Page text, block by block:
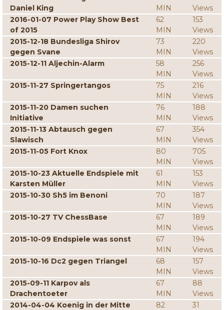
Daniel King
MIN
Views
2016-01-07 Power Play Show Best
of 2015
62
MIN
153
Views
2015-12-18 Bundesliga Shirov
gegen Svane
73
MIN
220
Views
2015-12-11 Aljechin-Alarm
58
MIN
256
Views
2015-11-27 Springertangos
75
MIN
216
Views
2015-11-20 Damen suchen
Initiative
76
MIN
188
Views
2015-11-13 Abtausch gegen
Slawisch
67
MIN
354
Views
2015-11-05 Fort Knox
80
MIN
705
Views
2015-10-23 Aktuelle Endspiele mit
Karsten Müller
61
MIN
153
Views
2015-10-30 Sh5 im Benoni
70
MIN
187
Views
2015-10-27 TV ChessBase
67
MIN
189
Views
2015-10-09 Endspiele was sonst
67
MIN
194
Views
2015-10-16 Dc2 gegen Triangel
68
MIN
157
Views
2015-09-11 Karpov als
Drachentoeter
67
MIN
88
Views
2014-04-04 Koenig in der Mitte
82
31